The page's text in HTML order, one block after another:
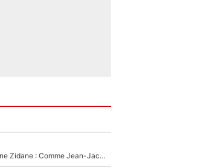
Un documentaire avec Zinedine Zidane : Comme Jean-Jacques Goldman et Mylène Farmer, le nouveau sélectionneur de l'équipe de France a recalé une journaliste très connue